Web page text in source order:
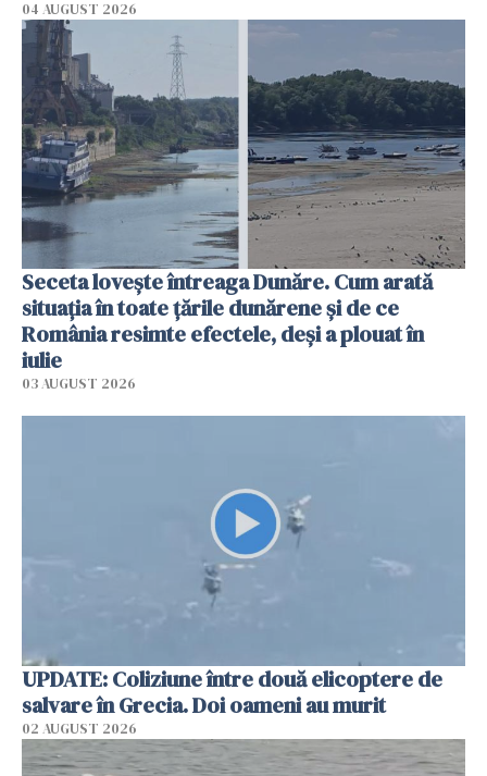
04 AUGUST 2026
Seceta lovește întreaga Dunăre. Cum arată
situația în toate țările dunărene și de ce
România resimte efectele, deși a plouat în
iulie
03 AUGUST 2026
UPDATE: Coliziune între două elicoptere de
salvare în Grecia. Doi oameni au murit
02 AUGUST 2026